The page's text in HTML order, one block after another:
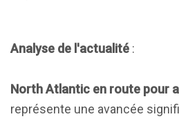
Analyse de l'actualité :
North Atlantic en route pour
représente une avancée